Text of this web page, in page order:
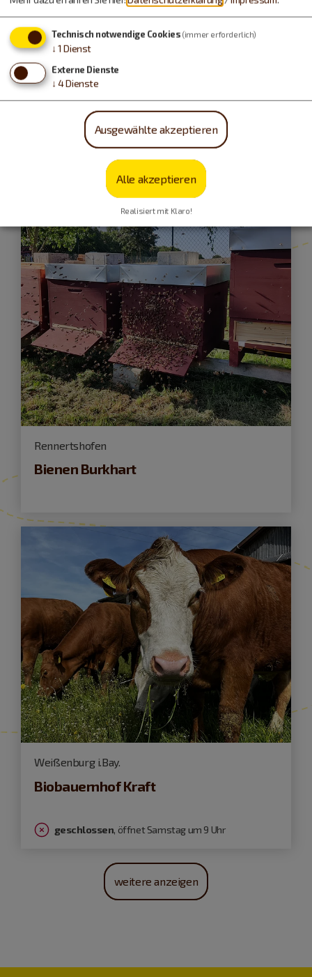
Berghof Oberweiler
Rennertshofen
Bienen Burkhart
Weißenburg i.Bay.
Biobauernhof Kraft
geschlossen, öffnet Samstag um 9 Uhr
weitere anzeigen
Technisch notwendige Cookies (immer erforderlich)
↓ 1 Dienst
Externe Dienste
↓ 4Dienste
Ausgewählte akzeptieren
Alle akzeptieren
Realisiert mit Klaro!